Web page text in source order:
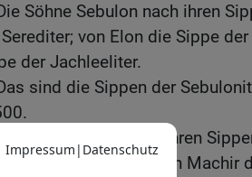
Söhne Sebulon nach ihren
von Elon die Sippe
der Jachleeliter.
sind die Sippen der
Die Söhne Josef nach ihren
Die Söhne Manasse: von